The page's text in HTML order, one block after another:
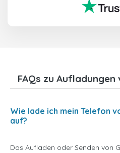
FAQs zu
Wie lade ich mein Telefon
auf?
Das Aufladen oder Senden von